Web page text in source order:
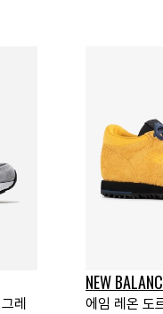
레
NEW
에임 레온 도